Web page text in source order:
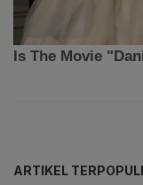
ARTIKEL